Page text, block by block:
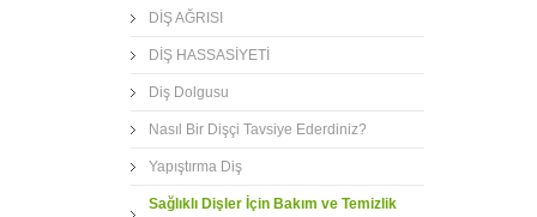
DİŞ AĞRISI
DİŞ HASSASİYETİ
Diş Dolgusu
Nasıl Bir Dişçi Tavsiye Ederdiniz?
Yapıştırma Diş
Sağlıklı Dişler İçin Bakım ve Temizlik